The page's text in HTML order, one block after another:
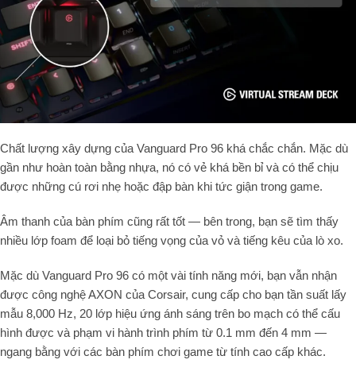
Chất lượng xây dựng của Vanguard Pro 96 khá chắc chắn. Mặc dù
gần như hoàn toàn bằng nhựa, nó có vẻ khá bền bỉ và có thể chịu
được những cú rơi nhẹ hoặc đập bàn khi tức giận trong game.
Âm thanh của bàn phím cũng rất tốt — bên trong, bạn sẽ tìm thấy
nhiều lớp foam để loại bỏ tiếng vọng của vỏ và tiếng kêu của lò xo.
Mặc dù Vanguard Pro 96 có một vài tính năng mới, bạn vẫn nhận
được công nghệAXON của Corsair, cung cấp cho bạn tần suất lấy
mẫu 8,000 Hz, 20 lớp hiệu ứng ánh sáng trên bo mạch có thể cấu
hình được và phạm vi hành trình phím từ 0.1 mm đến 4 mm —
ngang bằng với các bàn phím chơi game từ tính cao cấp khác.